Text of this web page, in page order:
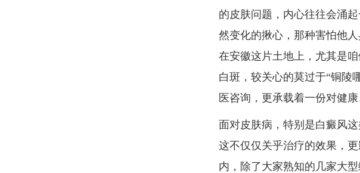
的皮肤问题，内心往往会涌
然变化的揪心，那种害怕他
在安徽这片土地上，尤其是
白斑，较关心的莫过于“铜陵
医咨询，更承载着一份对健康
面对皮肤病，特别是白癜风
这不仅仅关乎治疗的效果，
内，除了大家熟知的几家大